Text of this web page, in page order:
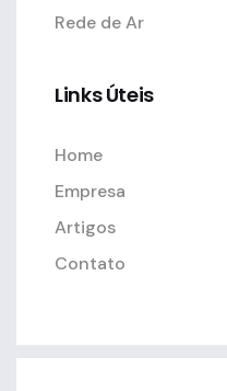
Rede de Ar
Links Úteis
Home
Empresa
Artigos
Contato